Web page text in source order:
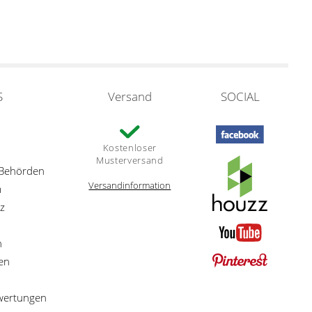
Versand
Kostenloser
Musterversand
Versandinformation
SOCIAL